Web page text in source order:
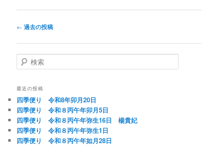
投
ナ
ビ
ゲ
シ
ョ
ン
← 過去の投稿
検
索
最近の投稿
四季便り 令和8年卯月20日
四季便り 令和８丙午年卯月5日
四季便り 令和８丙午年弥生16日 楊貴妃
四季便り 令和８丙午年弥生1日
四季便り 令和８丙午年如月28日